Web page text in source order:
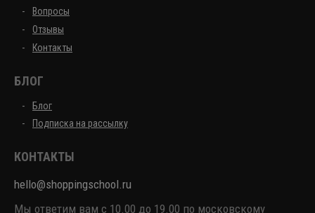
Вопросы
Отзывы
Контакты
БЛОГ
Блог
Подписка на рассылку
КОНТАКТЫ
hello@shoppingschool.ru
Мы ответим вам с 10.00 до 19.00 по московскому